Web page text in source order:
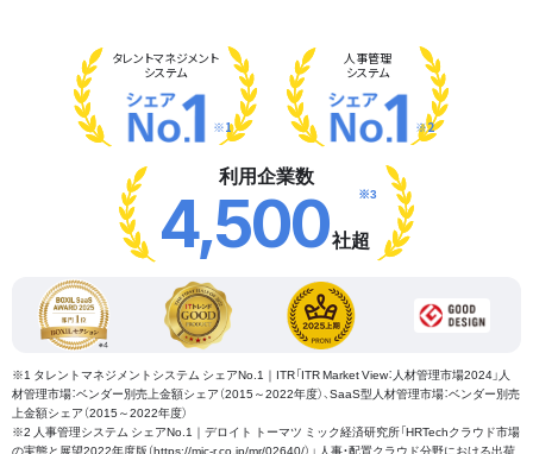
タレントマネジメント
システム
※1
人事管理
システム
※2
利用企業数
4,500社超
※3
※1 タレントマネジメントシステム シェアNo.1｜ITR「ITR Market View：人材管理市場2024」人
材管理市場：ベンダー別売上金額シェア（2015～2022年度）、SaaS型人材管理市場：ベンダー別売
上金額シェア（2015～2022年度）
※2 人事管理システム シェアNo.1｜デロイト トーマツ ミック経済研究所「HRTechクラウド市場
の実態と展望2022年度版（https://mic-r.co.jp/mr/02640/）」 人事・配置クラウド分野における出荷